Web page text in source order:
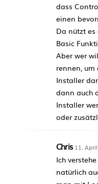
dass
einen
Da nützt
Basic
Aber wer
rennen, um
Installer
dann auch
Installer
oder
Chris 11.
Ich
natürlich